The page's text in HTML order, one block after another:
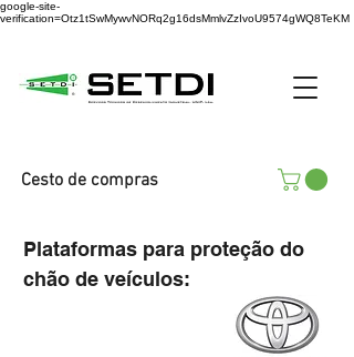
google-site-
verification=Otz1tSwMywvNORq2g16dsMmlvZzIvoU9574gWQ8TeKM
Cesto de compras
Plataformas para proteção do
chão de veículos: